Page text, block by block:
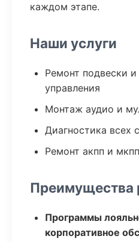
каждом этапе.
Наши услуги
Ремонт подвески и
управления
Монтаж аудио и
Диагностика всех
Ремонт акпп и мкпп
Преимущества
Программы
корпоративное